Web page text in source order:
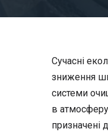
Сучасні
зниження
системи
в
призначені